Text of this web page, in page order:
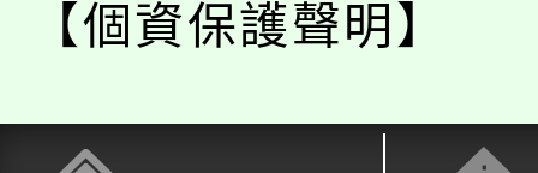
【個資保護聲明】